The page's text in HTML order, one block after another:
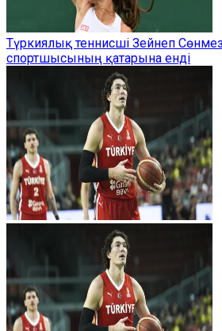
Түркиялық теннисші Зейнеп
спортшысының қатарына енді